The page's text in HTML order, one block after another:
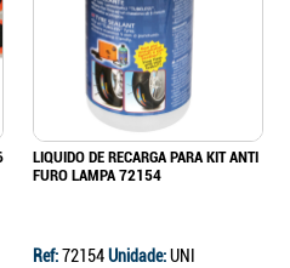
LIQUIDO DE RECARGA PARA KIT ANTI
FURO LAMPA 72154
Ref:72154Unidade:UNI